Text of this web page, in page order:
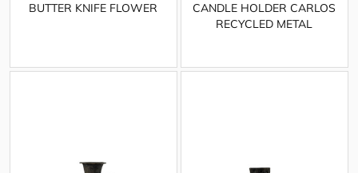
BUTTER KNIFE FLOWER
CANDLE HOLDER CARLOS
RECYCLED METAL